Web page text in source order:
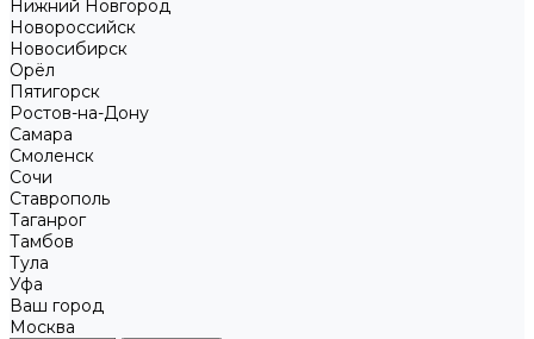
Нижний Новгород
Новороссийск
Новосибирск
Орёл
Пятигорск
Ростов-на-Дону
Самара
Смоленск
Сочи
Ставрополь
Таганрог
Тамбов
Тула
Уфа
Ваш город
Москва